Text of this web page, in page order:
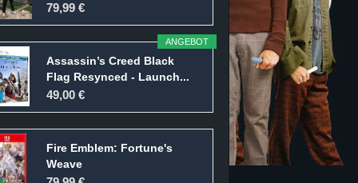
79,99 €
ANGEBOT
Assassin’s Creed Black
Flag Resynced - Launch...
49,00 €
Fire Emblem: Fortune's
Weave